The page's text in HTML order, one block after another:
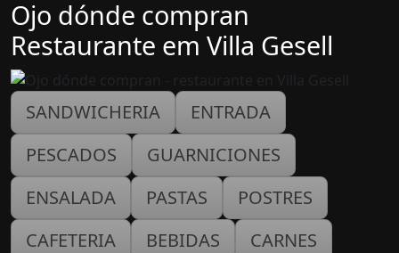
Ojo dónde compran
Restaurante em Villa Gesell
SANDWICHERIA
ENTRADA
PESCADOS
GUARNICIONES
ENSALADA
PASTAS
POSTRES
CAFETERIA
BEBIDAS
CARNES